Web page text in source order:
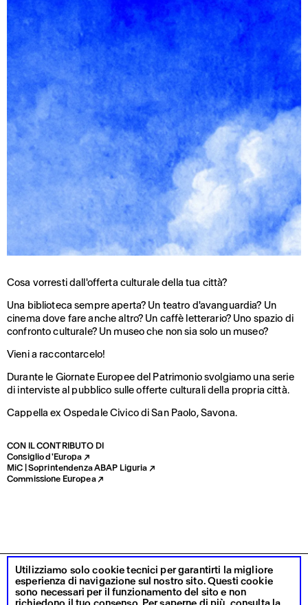
Cosa vorresti dall'offerta culturale della tua città?
Una biblioteca sempre aperta? Un teatro d'avanguardia? Un
cinema dove fare anche altro? Un caffè letterario? Uno spazio di
confronto culturale? Un museo che non sia solo un museo?
Vieni a raccontarcelo!
Durante le Giornate Europee del Patrimonio svolgiamo una serie
di interviste al pubblico sulle offerte culturali della propria città.
Cappella ex Ospedale Civico di San Paolo, Savona.
CON IL CONTRIBUTO DI
Consiglio d'Europa ↗
MiC | Soprintendenza ABAP Liguria ↗
Commissione Europea ↗
DIALOGHI D’ARTE S.R.L.
IMPRESA SOCIALE
MILANO,SAVONA
P. IVA 11690810962
PRIVACY POLICY
COOKIE POLICY
NEWSLETTERINSTAGRAM
Utilizziamo solo cookie tecnici per garantirti la migliore
esperienza di navigazione sul nostro sito. Questi cookie
sono necessari per il funzionamento del sito e non